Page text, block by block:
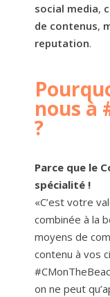
social media,
de contenus,
reputation.
nous à
?
Parce que le
spécialité !
«C’est votre
combinée à la
moyens de
contenu à vos
on ne peut